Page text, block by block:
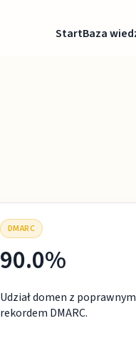
StartBaza
DMARC
90.0%
Udział domen z poprawnym
rekordem DMARC.